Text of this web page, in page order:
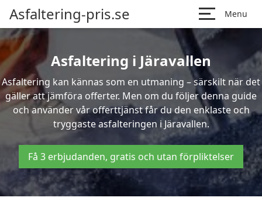
Asfaltering-pris.se Menu
Asfaltering i Järavallen
Asfaltering kan kännas som en utmaning – särskilt när det
gäller att jämföra offerter. Men om du följer denna guide
och använder vår offerttjänst får du den enklaste och
tryggaste asfalteringen i Järavallen.
Få 3 erbjudanden, gratis och utan förpliktelser